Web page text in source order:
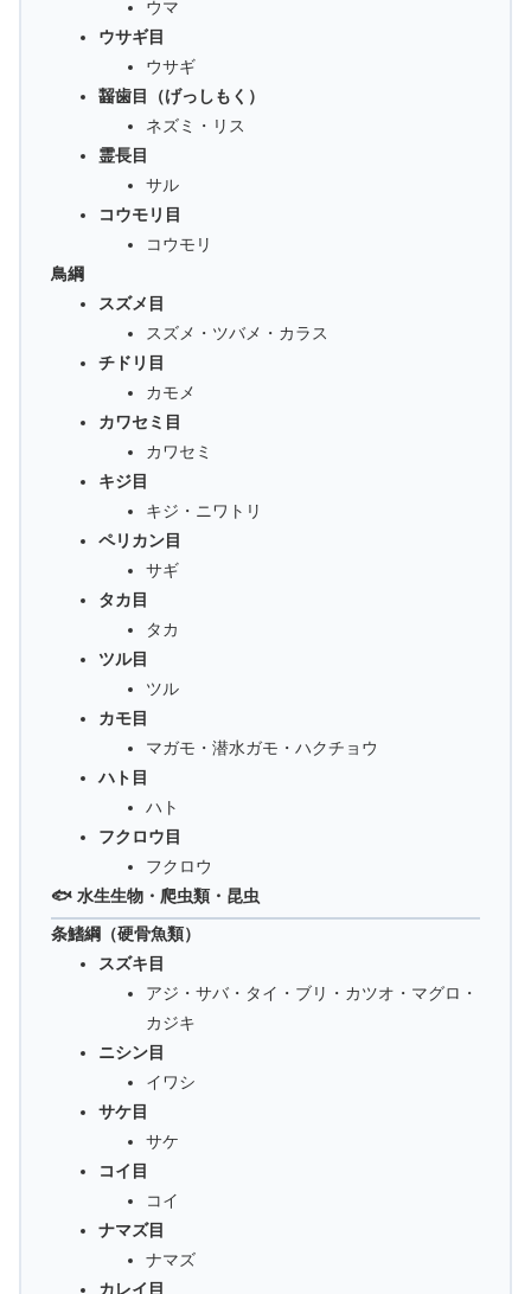
ウマ
ウサギ目
ウサギ
齧歯目（げっしもく）
ネズミ・リス
霊長目
サル
コウモリ目
コウモリ
鳥綱
スズメ目
スズメ・ツバメ・カラス
チドリ目
カモメ
カワセミ目
カワセミ
キジ目
キジ・ニワトリ
ペリカン目
サギ
タカ目
タカ
ツル目
ツル
カモ目
マガモ・潜水ガモ・ハクチョウ
ハト目
ハト
フクロウ目
フクロウ
🐟 水生生物・爬虫類・昆虫
条鰭綱（硬骨魚類）
スズキ目
アジ・サバ・タイ・ブリ・カツオ・マグロ・
カジキ
ニシン目
イワシ
サケ目
サケ
コイ目
コイ
ナマズ目
ナマズ
カレイ目